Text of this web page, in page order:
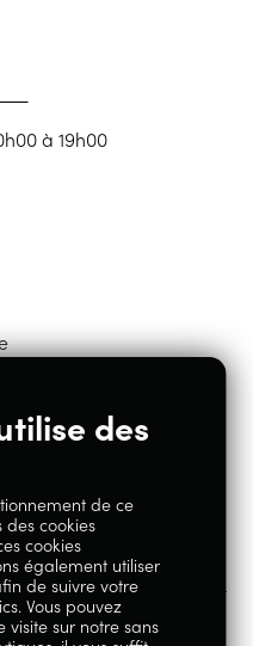
à 19h00
des
de ce
des cookies
cookies
également utiliser
de suivre votre
Vous pouvez
visite sur notre sans